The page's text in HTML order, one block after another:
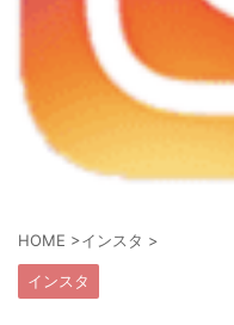
HOME >インスタ >
インスタ